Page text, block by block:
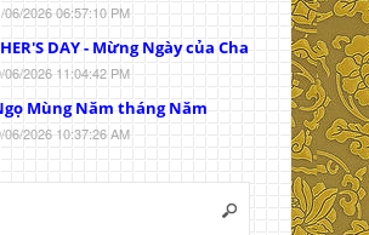
06/2026 06:57:10 PM
DAY - Mừng Ngày của Cha
06/2026 11:04:42 PM
Mùng Năm tháng Năm
06/2026 10:37:26 AM